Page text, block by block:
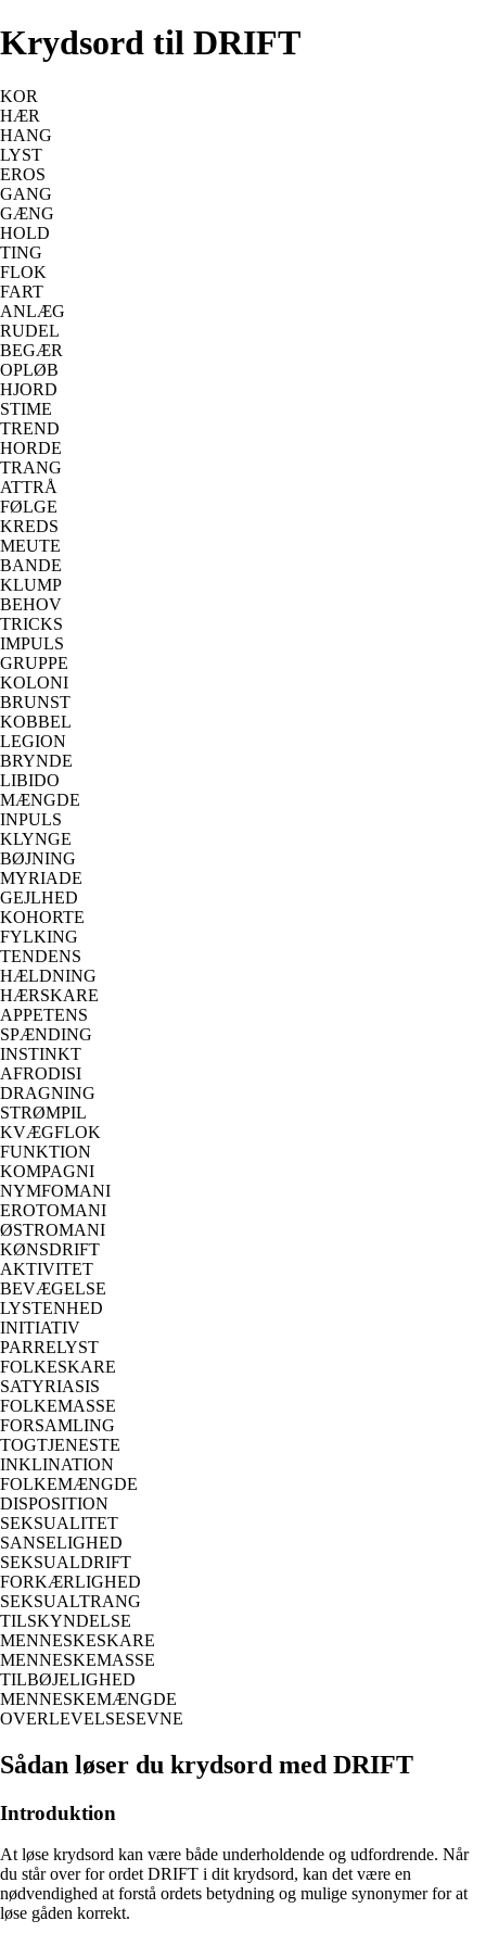
Krydsord til DRIFT
KOR
HÆR
HANG
LYST
EROS
GANG
GÆNG
HOLD
TING
FLOK
FART
ANLÆG
RUDEL
BEGÆR
OPLØB
HJORD
STIME
TREND
HORDE
TRANG
ATTRÅ
FØLGE
KREDS
MEUTE
BANDE
KLUMP
BEHOV
TRICKS
IMPULS
GRUPPE
KOLONI
BRUNST
KOBBEL
LEGION
BRYNDE
LIBIDO
MÆNGDE
INPULS
KLYNGE
BØJNING
MYRIADE
GEJLHED
KOHORTE
FYLKING
TENDENS
HÆLDNING
HÆRSKARE
APPETENS
SPÆNDING
INSTINKT
AFRODISI
DRAGNING
STRØMPIL
KVÆGFLOK
FUNKTION
KOMPAGNI
NYMFOMANI
EROTOMANI
ØSTROMANI
KØNSDRIFT
AKTIVITET
BEVÆGELSE
LYSTENHED
INITIATIV
PARRELYST
FOLKESKARE
SATYRIASIS
FOLKEMASSE
FORSAMLING
TOGTJENESTE
INKLINATION
FOLKEMÆNGDE
DISPOSITION
SEKSUALITET
SANSELIGHED
SEKSUALDRIFT
FORKÆRLIGHED
SEKSUALTRANG
TILSKYNDELSE
MENNESKESKARE
MENNESKEMASSE
TILBØJELIGHED
MENNESKEMÆNGDE
OVERLEVELSESEVNE
Sådan løser du krydsord med DRIFT
Introduktion
At løse krydsord kan være både underholdende og udfordrende. Når
du står over for ordet DRIFT i dit krydsord, kan det være en
nødvendighed at forstå ordets betydning og mulige synonymer for at
løse gåden korrekt.